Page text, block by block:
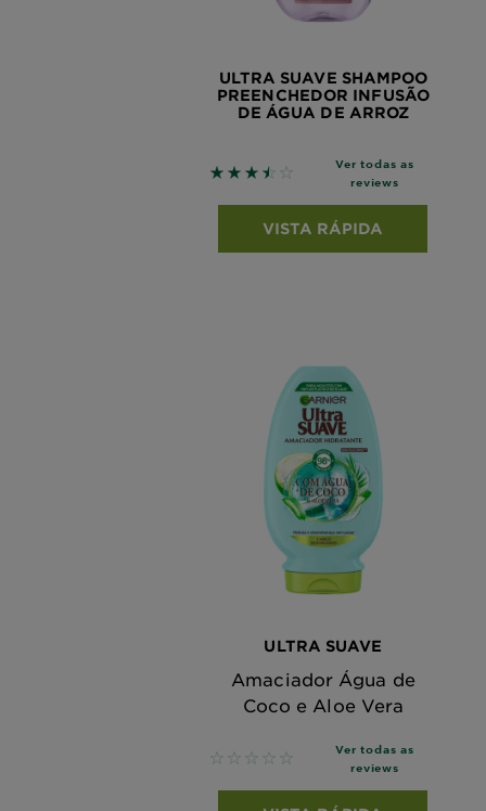
ULTRA SUAVE SHAMPOO
PREENCHEDOR INFUSÃO
DE ÁGUA DE ARROZ
3.5 out of 5 stars based on
Ver todas as
reviews
VISTA RÁPIDA
ULTRA SUAVE
Amaciador Água de
Coco e Aloe Vera
No reviews
Ver todas as
reviews